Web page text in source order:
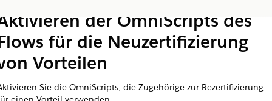
der OmniScripts des
für die Neuzertifizierung
Vorteilen
Sie die OmniScripts, die Zugehörige zur Rezertifizierung